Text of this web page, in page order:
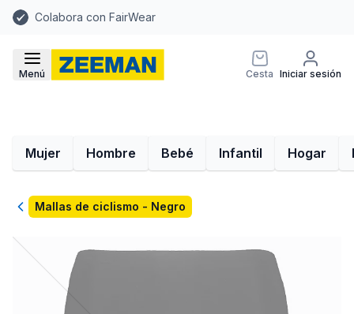
Colabora con FairWear
Menú Cesta Iniciar sesión
Mujer Hombre Bebé Infantil Hogar
VolverMallas de ciclismo - Negro